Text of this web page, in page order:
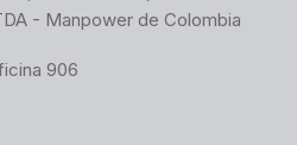
- Manpower de Colombia
906